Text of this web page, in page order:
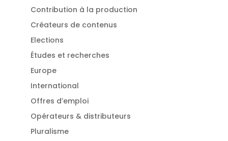
Contribution à la production
Créateurs de contenus
Elections
Études et recherches
Europe
International
Offres d’emploi
Opérateurs & distributeurs
Pluralisme